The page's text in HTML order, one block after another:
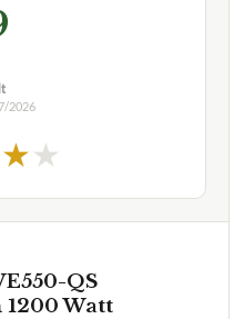
2026
★★
QS
1200 Watt